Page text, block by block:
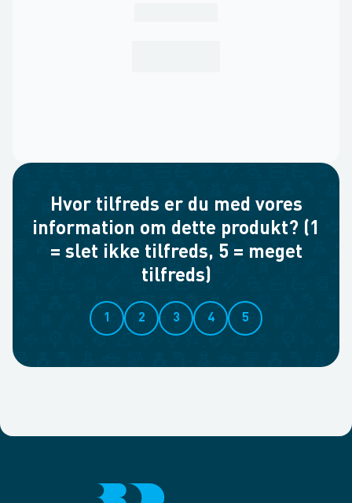
Hvor tilfreds er du med vores
information om dette produkt? (1
= slet ikke tilfreds, 5 = meget
tilfreds)
1 2 3 4 5